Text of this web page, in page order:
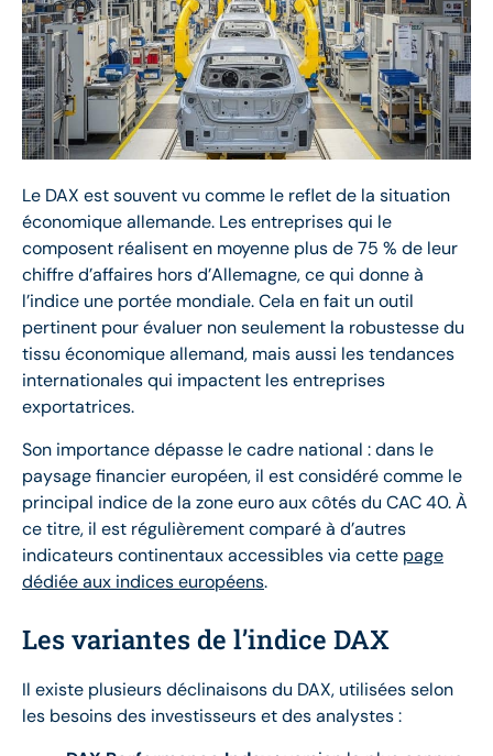
Le DAX est souvent vu comme le reflet de la situation
économique allemande. Les entreprises qui le
composent réalisent en moyenne plus de 75 % de leur
chiffre d’affaires hors d’Allemagne, ce qui donne à
l’indice une portée mondiale. Cela en fait un outil
pertinent pour évaluer non seulement la robustesse du
tissu économique allemand, mais aussi les tendances
internationales qui impactent les entreprises
exportatrices.
Son importance dépasse le cadre national : dans le
paysage financier européen, il est considéré comme le
principal indice de la zone euro aux côtés du CAC 40. À
ce titre, il est régulièrement comparé à d’autres
indicateurs continentaux accessibles via cette page
dédiée aux indices européens.
Les variantes de l’indice DAX
Il existe plusieurs déclinaisons du DAX, utilisées selon
les besoins des investisseurs et des analystes :